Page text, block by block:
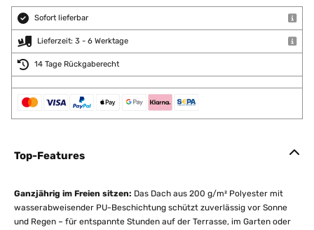
Sofort lieferbar
Lieferzeit: 3 - 6 Werktage
14 Tage Rückgaberecht
Top-Features
Ganzjährig im Freien sitzen: Das Dach aus 200 g/m² Polyester mit
wasserabweisender PU-Beschichtung schützt zuverlässig vor Sonne
und Regen – für entspannte Stunden auf der Terrasse, im Garten oder